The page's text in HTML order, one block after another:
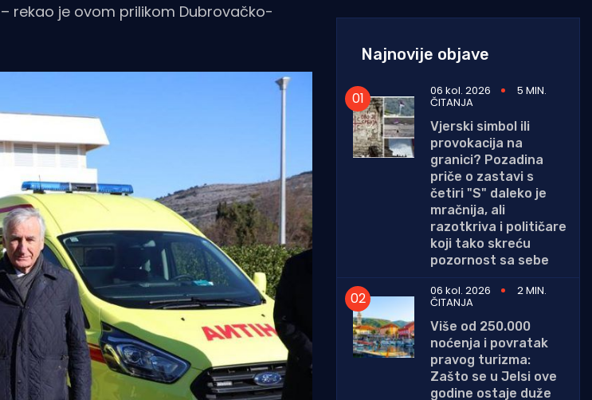
rekao je ovom prilikom Dubrovačko-
Najnovije objave
06 kol. 2026 5 MIN.
ČITANJA
Vjerski simbol ili
provokacija na
granici? Pozadina
priče o zastavi s
četiri "S" daleko je
mračnija, ali
razotkriva i političare
koji tako skreću
pozornost sa sebe
06 kol. 2026
2 MIN.
ČITANJA
Više od 250.000
noćenja i povratak
pravog turizma:
Zašto se u Jelsi ove
godine ostaje duže